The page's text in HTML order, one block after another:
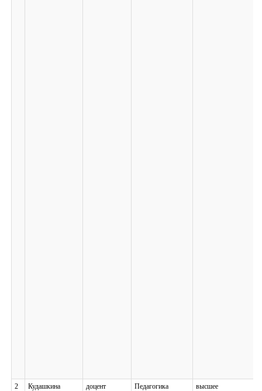
2
Кудашкина
доцент
Педагогика
высшее